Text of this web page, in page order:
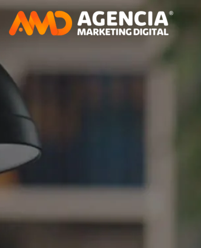
Agencia GEO